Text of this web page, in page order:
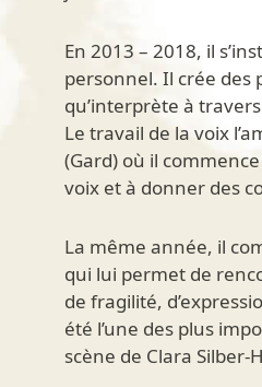
En 2013 – 2018, il
personnel. Il crée des
qu’interprète à
Le travail de la voix
(Gard) où il
voix et à donner des
La même année, il
qui lui permet de
de fragilité,
été l’une des plus
scène de Clara Silber-